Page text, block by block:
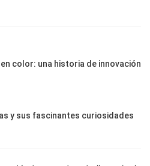
color: una historia de innovación
y sus fascinantes curiosidades